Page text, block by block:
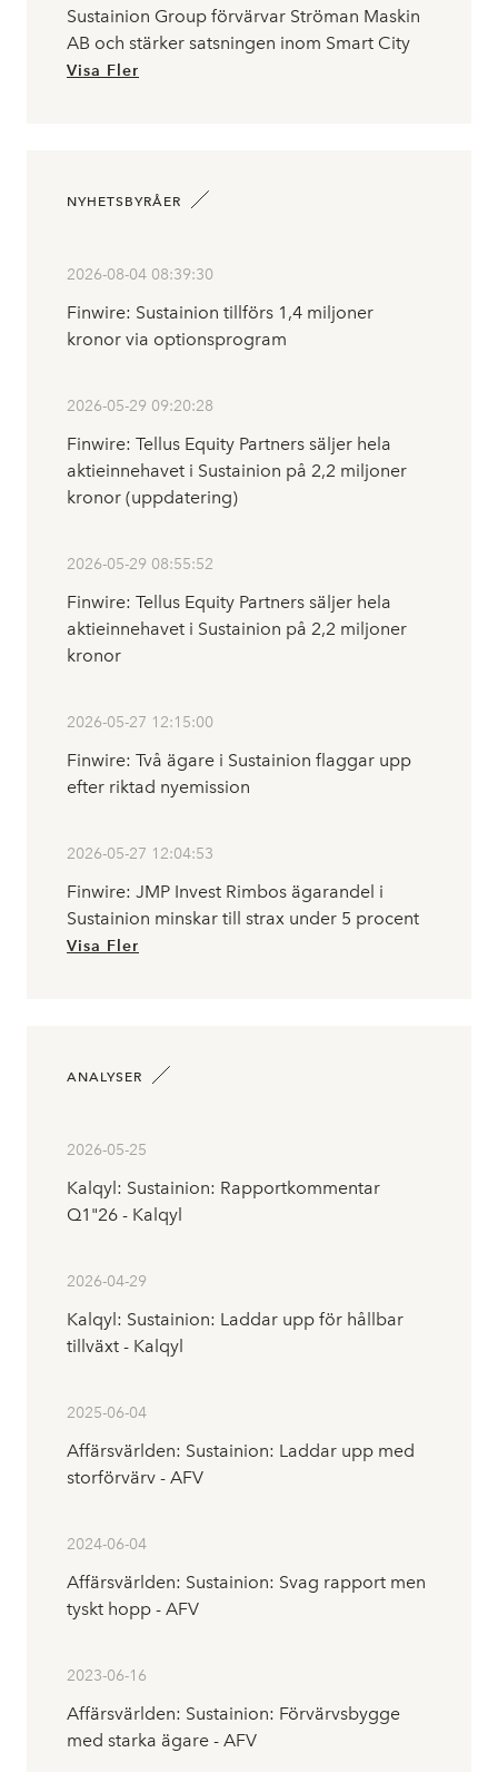
Sustainion Group förvärvar Ströman Maskin
AB och stärker satsningen inom Smart City
Visa Fler
NYHETSBYRÅER
2026-08-04 08:39:30
Finwire: Sustainion tillförs 1,4 miljoner
kronor via optionsprogram
2026-05-29 09:20:28
Finwire: Tellus Equity Partners säljer hela
aktieinnehavet i Sustainion på 2,2 miljoner
kronor (uppdatering)
2026-05-29 08:55:52
Finwire: Tellus Equity Partners säljer hela
aktieinnehavet i Sustainion på 2,2 miljoner
kronor
2026-05-27 12:15:00
Finwire: Två ägare i Sustainion flaggar upp
efter riktad nyemission
2026-05-27 12:04:53
Finwire: JMP Invest Rimbos ägarandel i
Sustainion minskar till strax under 5 procent
Visa Fler
ANALYSER
2026-05-25
Kalqyl: Sustainion: Rapportkommentar
Q1"26 - Kalqyl
2026-04-29
Kalqyl: Sustainion: Laddar upp för hållbar
tillväxt - Kalqyl
2025-06-04
Affärsvärlden: Sustainion: Laddar upp med
storförvärv - AFV
2024-06-04
Affärsvärlden: Sustainion: Svag rapport men
tyskt hopp - AFV
2023-06-16
Affärsvärlden: Sustainion: Förvärvsbygge
med starka ägare - AFV